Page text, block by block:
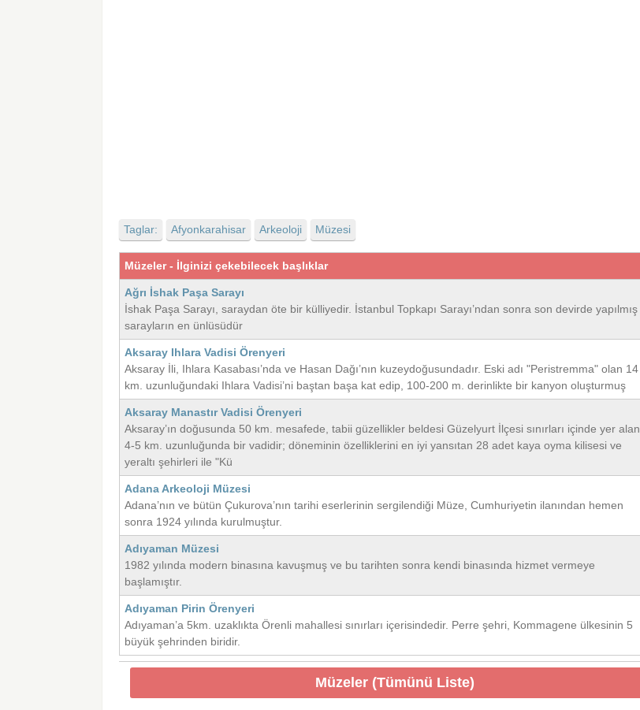
Taglar: Afyonkarahisar Arkeoloji Müzesi
Müzeler - İlginizi çekebilecek başlıklar
Ağrı İshak Paşa Sarayı
İshak Paşa Sarayı, saraydan öte bir külliyedir. İstanbul Topkapı Sarayı’ndan sonra son devirde yapılmış
sarayların en ünlüsüdür
Aksaray Ihlara Vadisi Örenyeri
Aksaray İli, Ihlara Kasabası’nda ve Hasan Dağı’nın kuzeydoğusundadır. Eski adı "Peristremma" olan 14
km. uzunluğundaki Ihlara Vadisi’ni baştan başa kat edip, 100-200 m. derinlikte bir kanyon oluşturmuş
Aksaray Manastır Vadisi Örenyeri
Aksaray’ın doğusunda 50 km. mesafede, tabii güzellikler beldesi Güzelyurt İlçesi sınırları içinde yer alan
4-5 km. uzunluğunda bir vadidir; döneminin özelliklerini en iyi yansıtan 28 adet kaya oyma kilisesi ve
yeraltı şehirleri ile "Kü
Adana Arkeoloji Müzesi
Adana’nın ve bütün Çukurova’nın tarihi eserlerinin sergilendiği Müze, Cumhuriyetin ilanından hemen
sonra 1924 yılında kurulmuştur.
Adıyaman Müzesi
1982 yılında modern binasına kavuşmuş ve bu tarihten sonra kendi binasında hizmet vermeye
başlamıştır.
Adıyaman Pirin Örenyeri
Adıyaman’a 5km. uzaklıkta Örenli mahallesi sınırları içerisindedir. Perre şehri, Kommagene ülkesinin 5
büyük şehrinden biridir.
Müzeler (Tümünü Liste)